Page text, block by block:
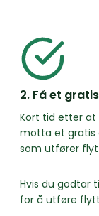
2. Få et
Kort tid etter at
motta et gratis
som utfører
Hvis du godtar
for å utføre